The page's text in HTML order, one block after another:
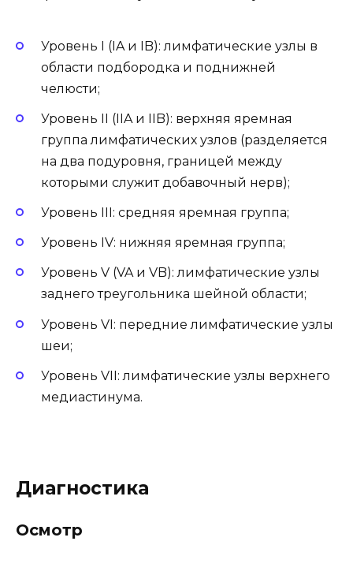
Уровень I (IA и IB): лимфатические узлы в
области подбородка и поднижней
челюсти;
Уровень II (IIA и IIB): верхняя яремная
группа лимфатических узлов (разделяется
на два подуровня, границей между
которыми служит добавочный нерв);
Уровень III: средняя яремная группа;
Уровень IV: нижняя яремная группа;
Уровень V (VA и VB): лимфатические узлы
заднего треугольника шейной области;
Уровень VI: передние лимфатические узлы
шеи;
Уровень VII: лимфатические узлы верхнего
медиастинума.
Диагностика
Осмотр